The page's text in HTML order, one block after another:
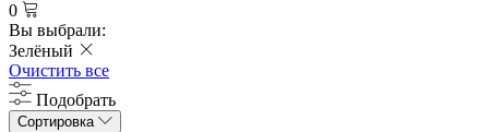
0
Вы выбрали:
Зелёный
Очистить все
Подобрать
Сортировка